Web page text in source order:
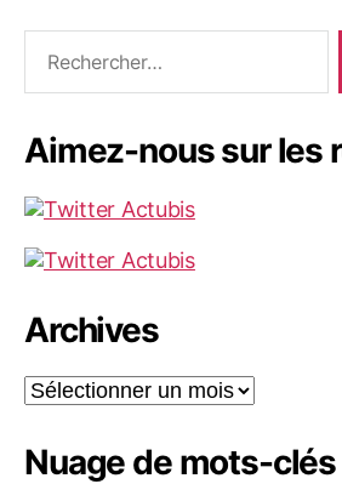
Aimez-nous sur les
Archives
Archives
Nuage de mots-clés